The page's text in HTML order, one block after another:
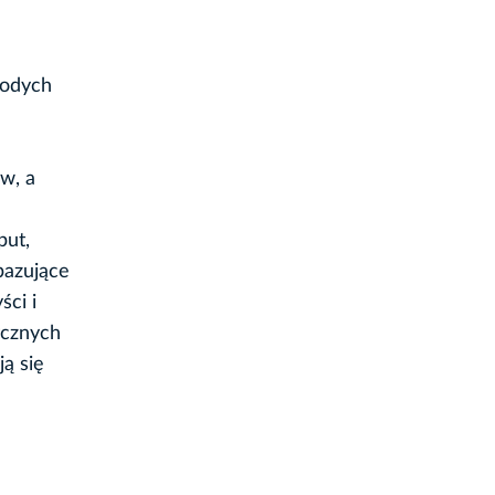
a
i
się